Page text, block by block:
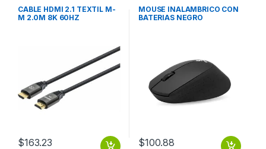
CABLE HDMI 2.1 TEXTIL M-
M 2.0M 8K 60HZ
$163.23
MOUSE INALAMBRICO CON
BATERIAS NEGRO
$100.88